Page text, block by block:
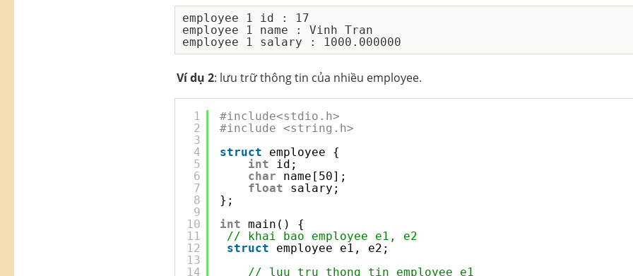
employee 1 id : 17
employee 1 name : Vinh Tran
Ví dụ 2: lưu trữ thông tin của nhiều employee.
1
2
3
4
5
6
7
8
9
10
11
12
13
14
#include<stdio.h>
#include <string.h>
struct
employee {
int
id;
char
name[50];
float
salary;
};
int main() {
// khai bao employee e1, e2
struct
employee e1, e2;
// luu tru thong tin employee e1